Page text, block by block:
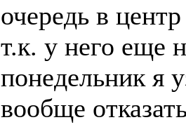
очередь в
т.к. у него еще
понедельник я
вообще